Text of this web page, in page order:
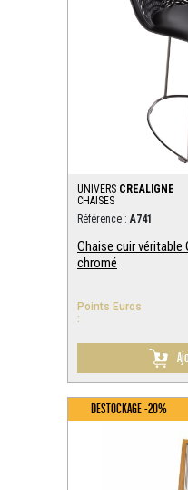
UNIVERS CREALIGNE
CHAISES
Référence :A741
Chaise cuir véritable
chromé
Points Euros
:
DESTOCKAGE -20%